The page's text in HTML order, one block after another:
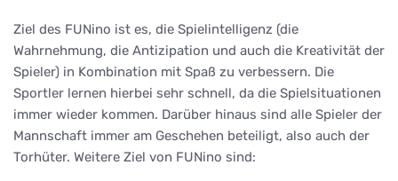
Ziel des FUNino ist es, die Spielintelligenz (die
Wahrnehmung, die Antizipation und auch die Kreativität der
Spieler) in Kombination mit Spaß zu verbessern. Die
Sportler lernen hierbei sehr schnell, da die Spielsituationen
immer wieder kommen. Darüber hinaus sind alle Spieler der
Mannschaft immer am Geschehen beteiligt, also auch der
Torhüter. Weitere Ziel von FUNino sind: